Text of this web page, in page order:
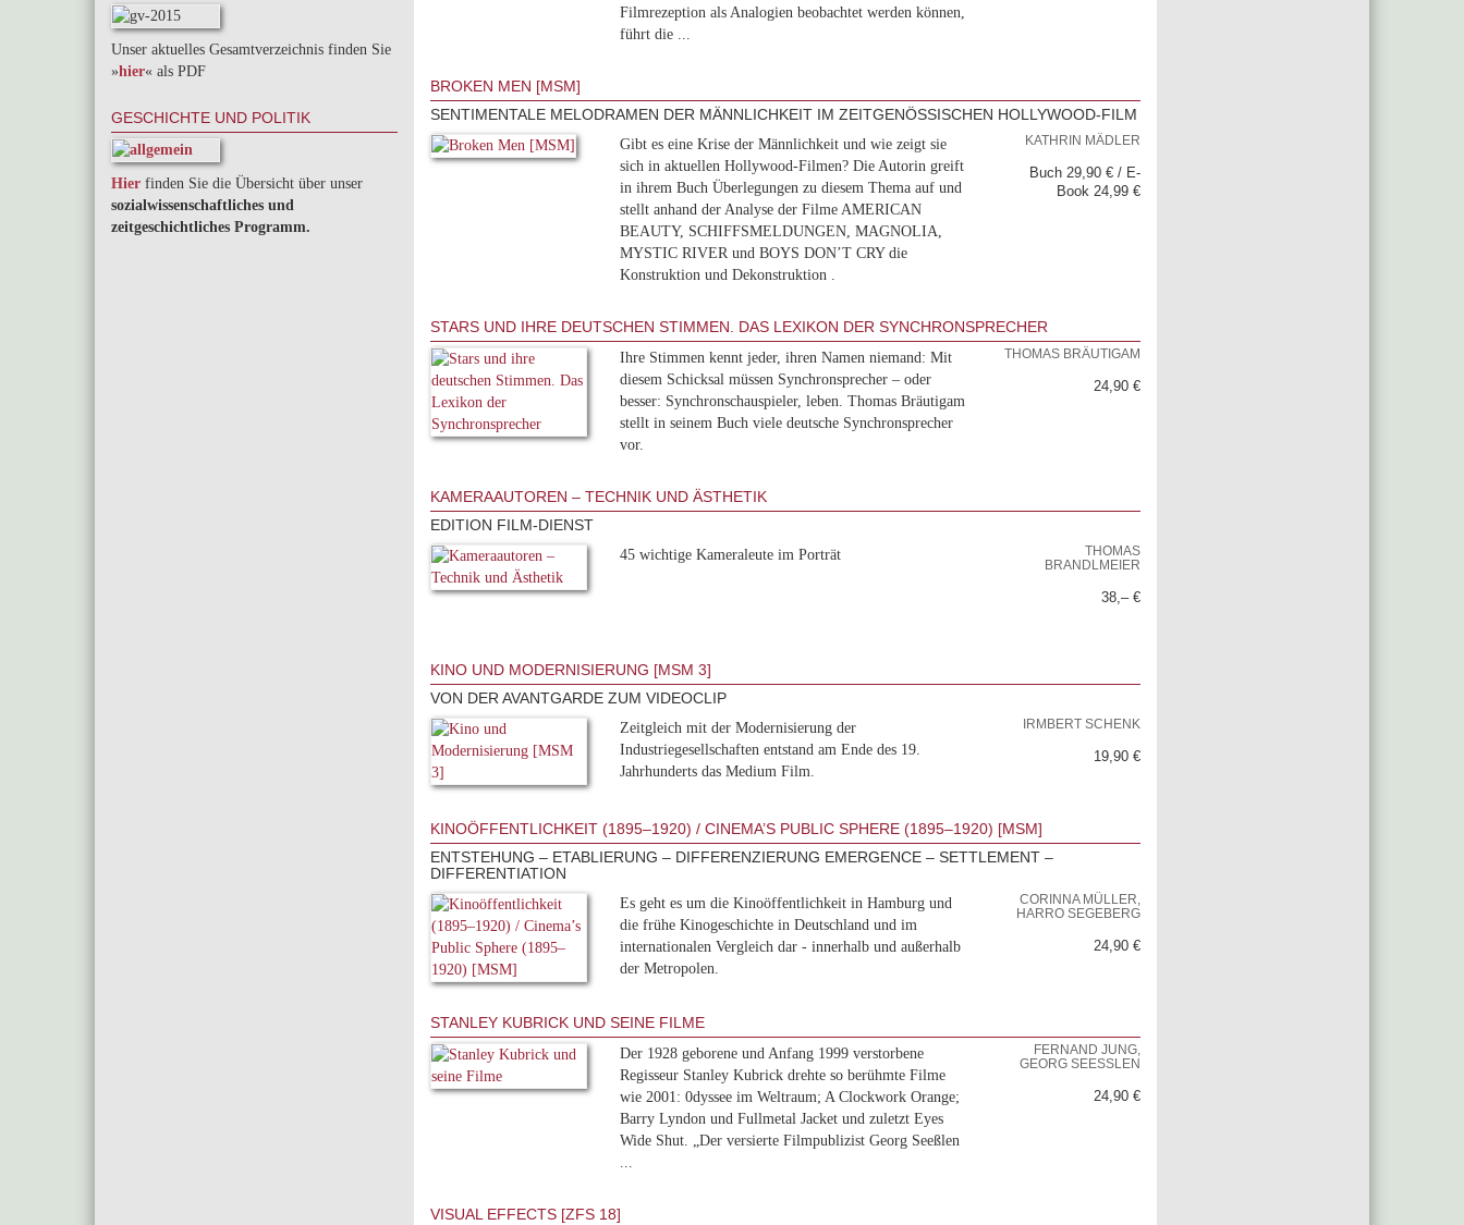
Unser aktuelles Gesamtverzeichnis finden Sie
»hier« als PDF
GESCHICHTE UND POLITIK
Hier finden Sie die Übersicht über unser
sozialwissenschaftliches und
zeitgeschichtliches Programm.
Filmrezeption als Analogien beobachtet werden können,
führt die ...
BROKEN MEN [MSM]
SENTIMENTALE MELODRAMEN DER MÄNNLICHKEIT IM ZEITGENÖSSISCHEN HOLLYWOOD-FILM
Gibt es eine Krise der Männlichkeit und wie zeigt sie
sich in aktuellen Hollywood-Filmen? Die Autorin greift
in ihrem Buch Überlegungen zu diesem Thema auf und
stellt anhand der Analyse der Filme AMERICAN
BEAUTY, SCHIFFSMELDUNGEN, MAGNOLIA,
MYSTIC RIVER und BOYS DON’T CRY die
Konstruktion und Dekonstruktion .
KATHRIN MÄDLER
Buch 29,90 € / E-
Book 24,99 €
STARS UND IHRE DEUTSCHEN STIMMEN. DAS LEXIKON DER SYNCHRONSPRECHER
Ihre Stimmen kennt jeder, ihren Namen niemand: Mit
diesem Schicksal müssen Synchronsprecher – oder
besser: Synchronschauspieler, leben. Thomas Bräutigam
stellt in seinem Buch viele deutsche Synchronsprecher
vor.
THOMAS BRÄUTIGAM
24,90 €
KAMERAAUTOREN – TECHNIK UND ÄSTHETIK
EDITION FILM-DIENST
45 wichtige Kameraleute im Porträt
THOMAS
BRANDLMEIER
38,– €
KINO UND MODERNISIERUNG [MSM 3]
VON DER AVANTGARDE ZUM VIDEOCLIP
Zeitgleich mit der Modernisierung der
Industriegesellschaften entstand am Ende des 19.
Jahrhunderts das Medium Film.
IRMBERT SCHENK
19,90 €
KINOÖFFENTLICHKEIT (1895–1920) / CINEMA’S PUBLIC SPHERE (1895–1920) [MSM]
ENTSTEHUNG – ETABLIERUNG – DIFFERENZIERUNG EMERGENCE – SETTLEMENT –
DIFFERENTIATION
Es geht es um die Kinoöffentlichkeit in Hamburg und
die frühe Kinogeschichte in Deutschland und im
internationalen Vergleich dar - innerhalb und außerhalb
der Metropolen.
CORINNA MÜLLER,
HARRO SEGEBERG
24,90 €
STANLEY KUBRICK UND SEINE FILME
Der 1928 geborene und Anfang 1999 verstorbene
Regisseur Stanley Kubrick drehte so berühmte Filme
wie 2001: 0dyssee im Weltraum; A Clockwork Orange;
Barry Lyndon und Fullmetal Jacket und zuletzt Eyes
Wide Shut. „Der versierte Filmpublizist Georg Seeßlen
...
FERNAND JUNG,
GEORG SEESSLEN
24,90 €
VISUAL EFFECTS [ZFS 18]